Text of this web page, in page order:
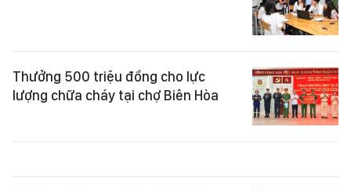
Thưởng 500 triệu đồng cho lực
lượng chữa cháy tại chợ Biên Hòa